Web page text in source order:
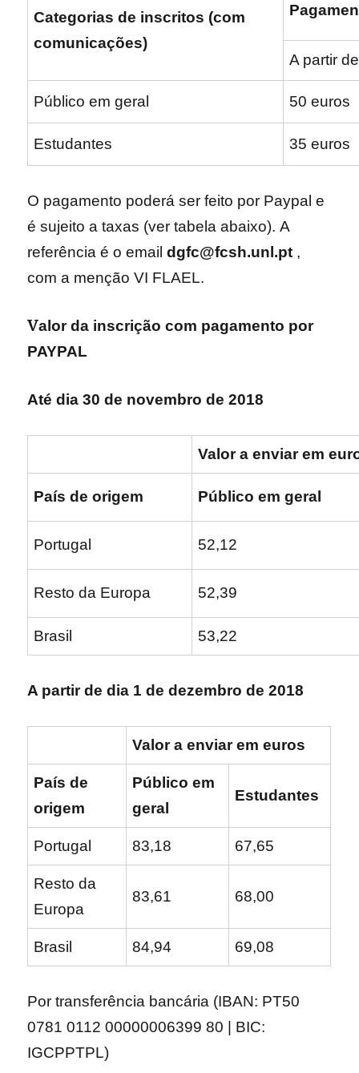
Categorias de inscritos (com
comunicações)
A partir
Público em geral 50 euros
Estudantes 35 euros
O pagamento poderá ser feito por Paypal e
é sujeito a taxas (ver tabela abaixo). A
referência é o emaildgfc@fcsh.unl.pt ,
com a menção VI FLAEL.
Valor da inscrição com pagamento por
PAYPAL
Até dia 30 de novembro de 2018
Valor a enviar em
País de origem Público em geral
Portugal 52,12
Resto da Europa 52,39
Brasil 53,22
A partir de dia 1 de dezembro de 2018
Valor a enviar em euros
País de
origem
Público em
geral
Estudantes
Portugal 83,18 67,65
Resto da
Europa
83,61 68,00
Brasil 84,94 69,08
Por transferência bancária (IBAN: PT50
0781 0112 00000006399 80 | BIC:
IGCPPTPL)